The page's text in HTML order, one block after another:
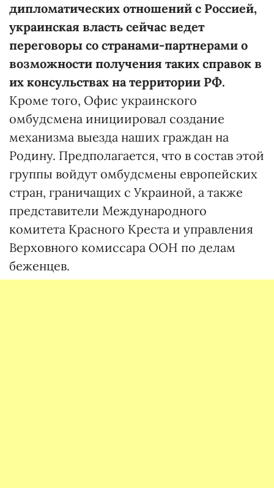
дипломатических отношений с Россией,
украинская власть сейчас ведет
переговоры со странами-партнерами о
возможности получения таких справок в
их консульствах на территории РФ.
Кроме того, Офис украинского
омбудсмена инициировал создание
механизма выезда наших граждан на
Родину. Предполагается, что в состав этой
группы войдут омбудсмены европейских
стран, граничащих с Украиной, а также
представители Международного
комитета Красного Креста и управления
Верховного комиссара ООН по делам
беженцев.